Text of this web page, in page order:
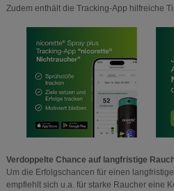
Zudem enthält die Tracking-App hilfreiche
Verdoppelte Chance auf langfristige
Um die Erfolgschancen für einen
empfiehlt sich u.a. für starke Raucher eine